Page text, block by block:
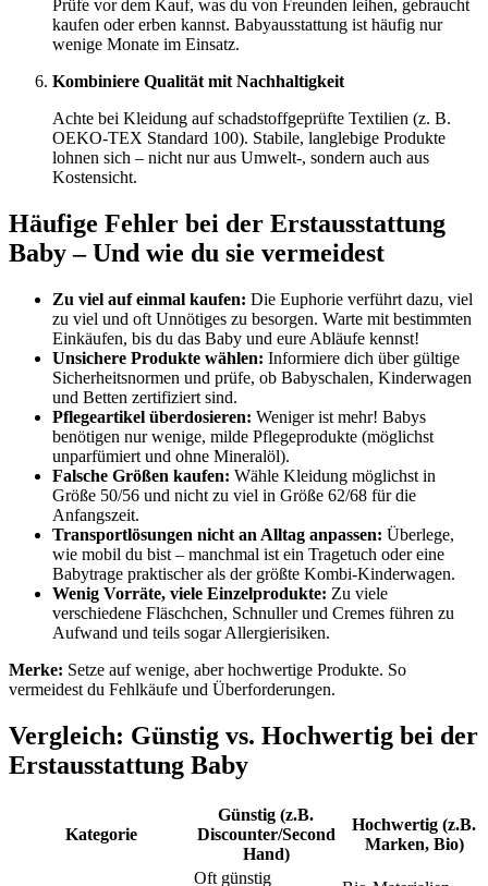
Prüfe vor dem Kauf, was du von Freunden leihen, gebraucht
kaufen oder erben kannst. Babyausstattung ist häufig nur
wenige Monate im Einsatz.
Kombiniere Qualität mit Nachhaltigkeit
Achte bei Kleidung auf schadstoffgeprüfte Textilien (z. B.
OEKO-TEX Standard 100). Stabile, langlebige Produkte
lohnen sich – nicht nur aus Umwelt-, sondern auch aus
Kostensicht.
Häufige Fehler bei der Erstausstattung
Baby – Und wie du sie vermeidest
Zu viel auf einmal kaufen: Die Euphorie verführt dazu, viel
zu viel und oft Unnötiges zu besorgen. Warte mit bestimmten
Einkäufen, bis du das Baby und eure Abläufe kennst!
Unsichere Produkte wählen: Informiere dich über gültige
Sicherheitsnormen und prüfe, ob Babyschalen, Kinderwagen
und Betten zertifiziert sind.
Pflegeartikel überdosieren: Weniger ist mehr! Babys
benötigen nur wenige, milde Pflegeprodukte (möglichst
unparfümiert und ohne Mineralöl).
Falsche Größen kaufen: Wähle Kleidung möglichst in
Größe 50/56 und nicht zu viel in Größe 62/68 für die
Anfangszeit.
Transportlösungen nicht an Alltag anpassen: Überlege,
wie mobil du bist – manchmal ist ein Tragetuch oder eine
Babytrage praktischer als der größte Kombi-Kinderwagen.
Wenig Vorräte, viele Einzelprodukte: Zu viele
verschiedene Fläschchen, Schnuller und Cremes führen zu
Aufwand und teils sogar Allergierisiken.
Merke: Setze auf wenige, aber hochwertige Produkte. So
vermeidest du Fehlkäufe und Überforderungen.
Vergleich: Günstig vs. Hochwertig bei der
Erstausstattung Baby
Kategorie
Günstig (z.B.
Discounter/Second
Hand)
Hochwertig (z.B.
Marken, Bio)
Oft günstig